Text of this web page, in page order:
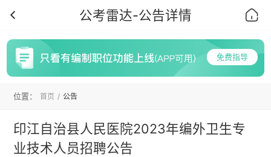
公考雷达-公告详情
首页
免费指导
位置： 首页 公告
印江自治县人民医院2023年编外卫生专
业技术人员招聘公告